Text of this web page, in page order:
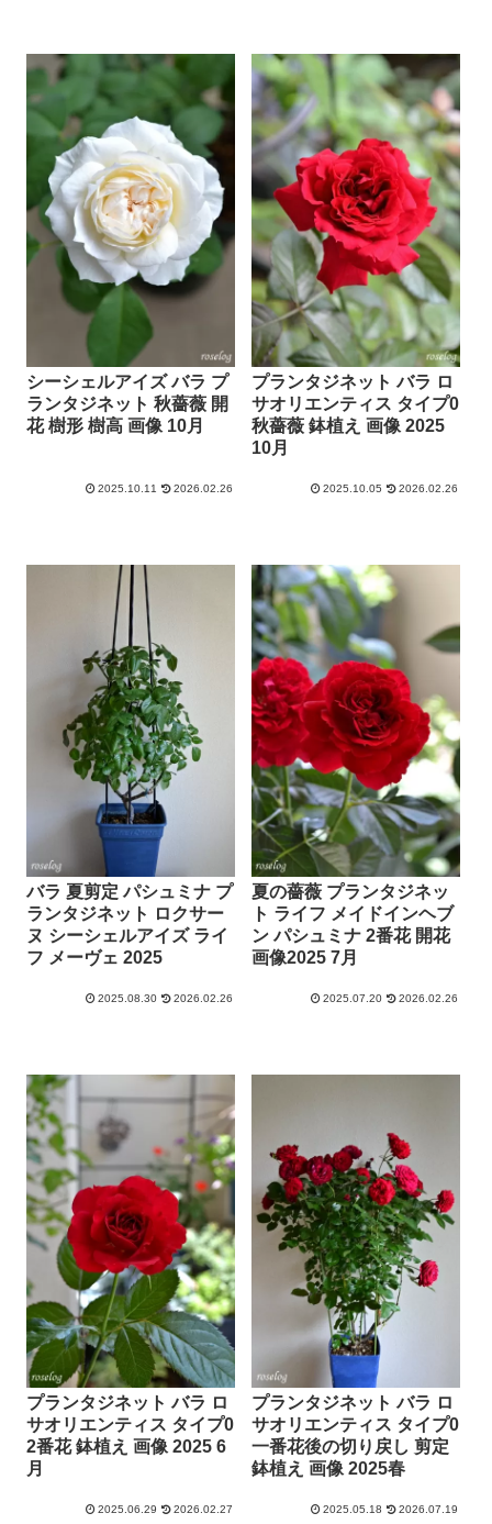
シーシェルアイズ バラ プ
ランタジネット 秋薔薇 開
花 樹形 樹高 画像 10月
2025.10.11 2026.02.26
プランタジネット バラ ロ
サオリエンティス タイプ0
秋薔薇 鉢植え 画像 2025
10月
2025.10.05 2026.02.26
バラ 夏剪定 パシュミナ プ
ランタジネット ロクサー
ヌ シーシェルアイズ ライ
フ メーヴェ 2025
2025.08.30 2026.02.26
夏の薔薇 プランタジネッ
ト ライフ メイドインヘブ
ン パシュミナ 2番花 開花
画像2025 7月
2025.07.20 2026.02.26
プランタジネット バラ ロ
サオリエンティス タイプ0
2番花 鉢植え 画像 2025 6
月
2025.06.29 2026.02.27
プランタジネット バラ ロ
サオリエンティス タイプ0
一番花後の切り戻し 剪定
鉢植え 画像 2025春
2025.05.18 2026.07.19